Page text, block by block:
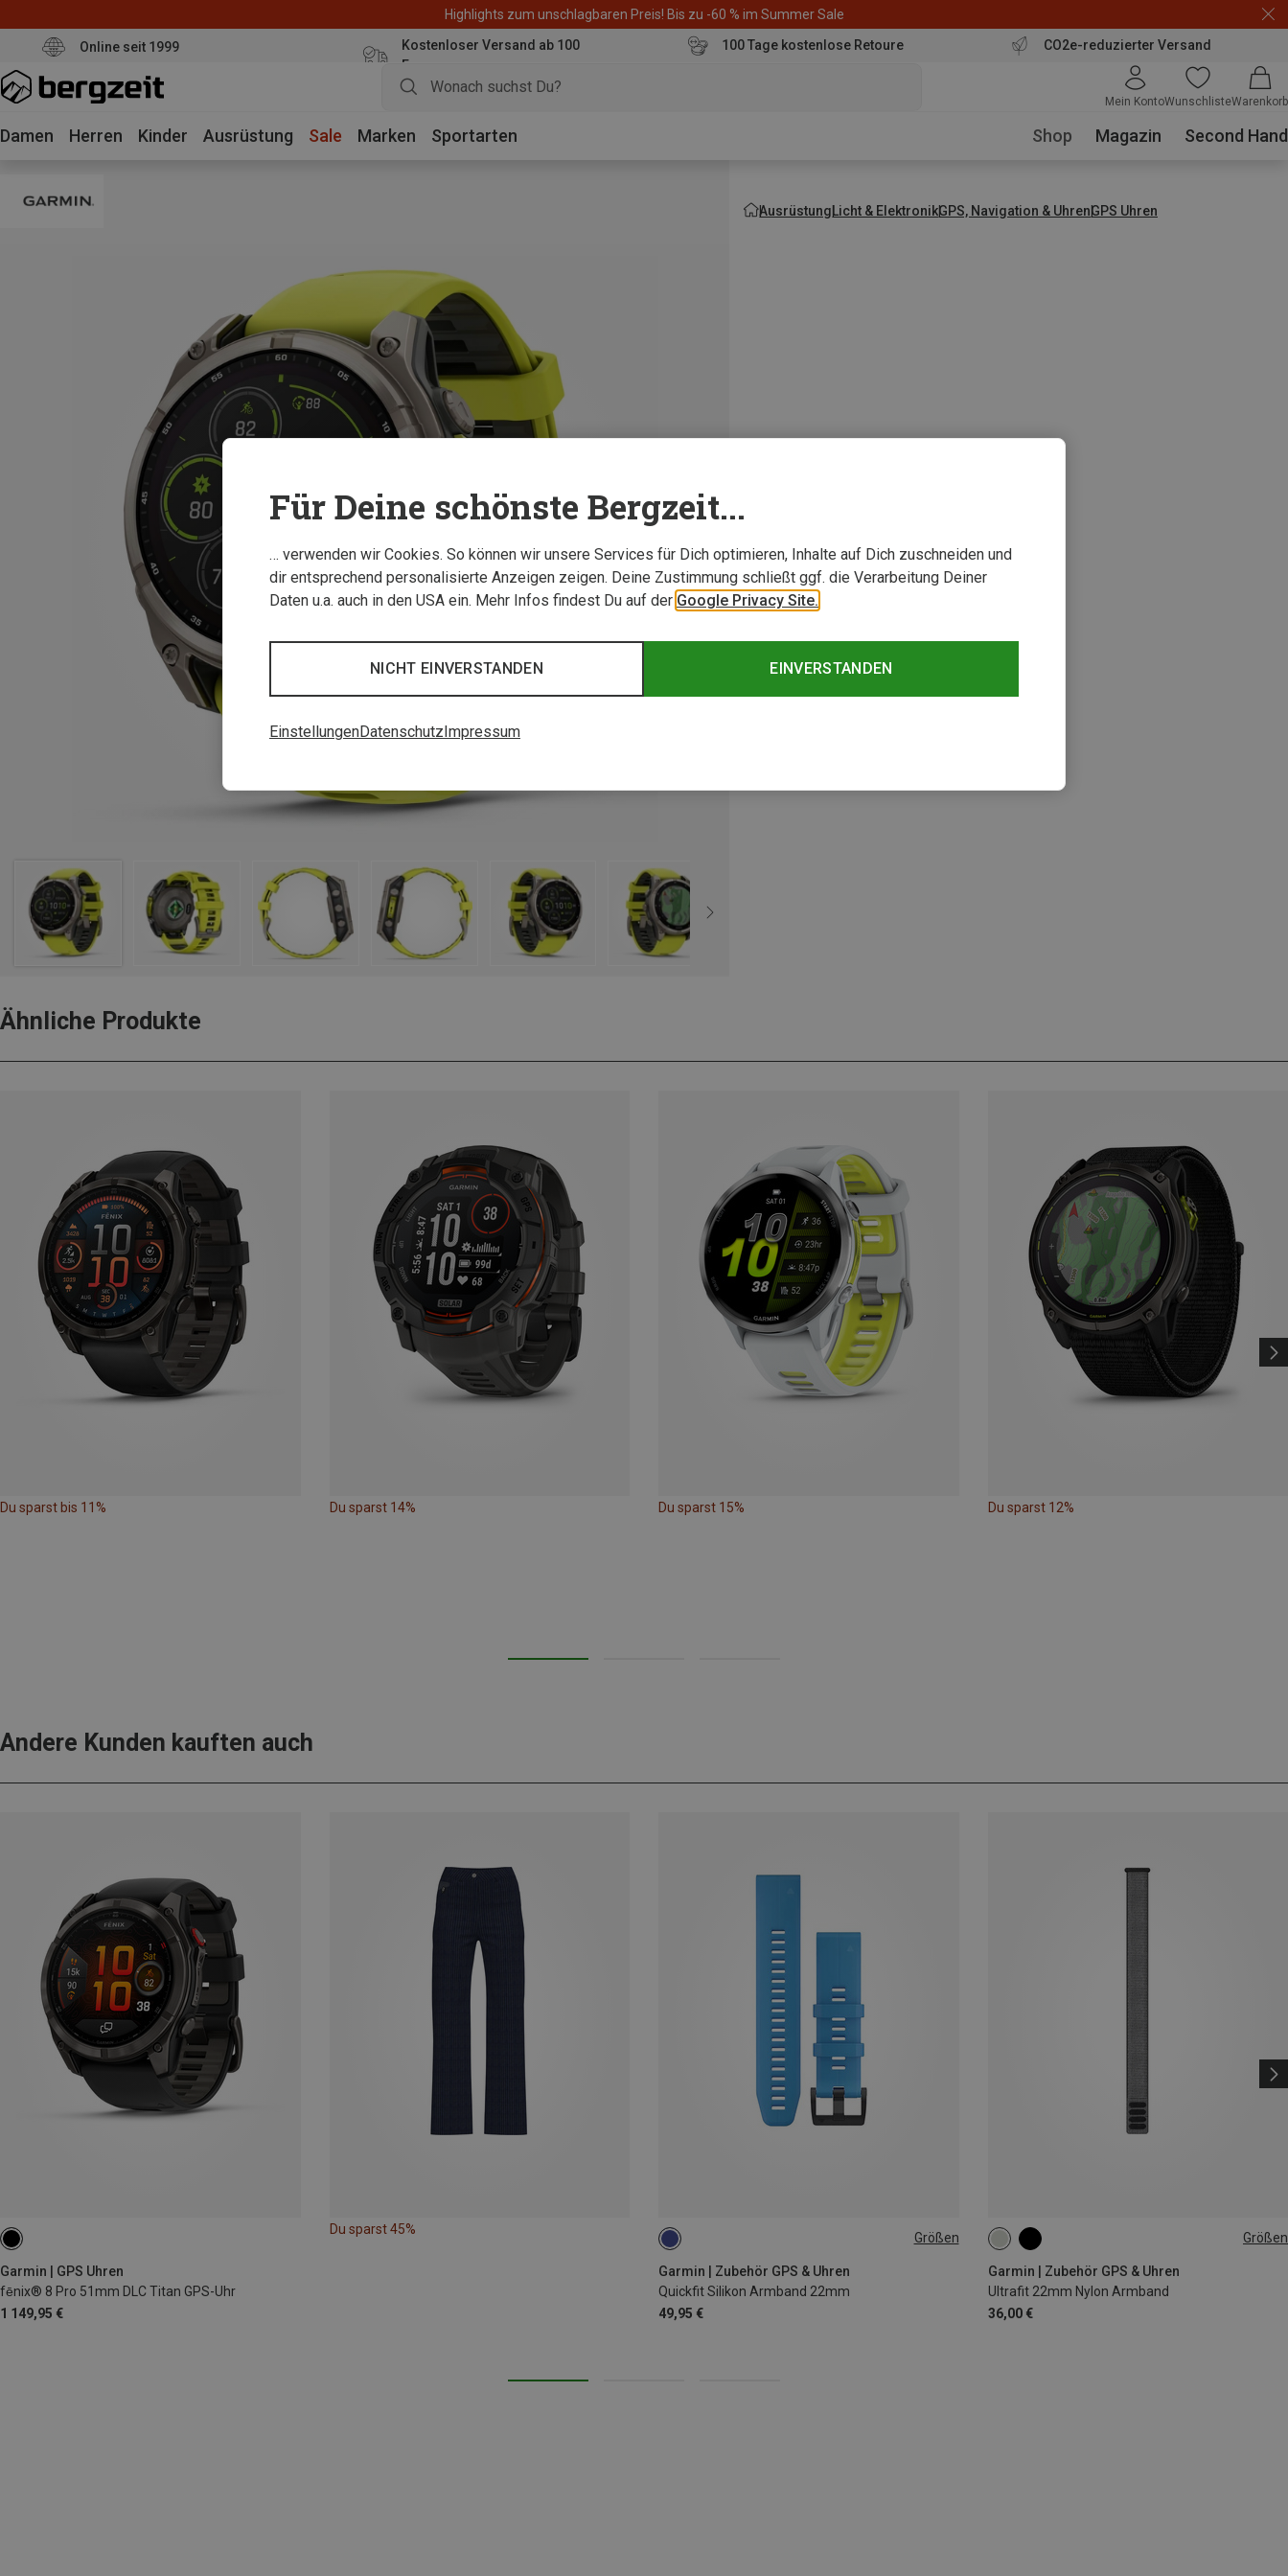
Highlights zum unschlagbaren Preis! Bis zu -60 % im Summer Sale
Online seit 1999
Kostenloser Versand ab 100
Euro
100 Tage kostenlose Retoure CO2e-reduzierter Versand
Mein KontoWunschlisteWarenkorb
Damen Herren Kinder Ausrüstung Sale Marken Sportarten Shop Magazin Second Hand
AusrüstungLicht & ElektronikGPS, Navigation & UhrenGPS Uhren
Ähnliche Produkte
Du sparst bis 11% Du sparst 14% Du sparst 15% Du sparst 12%
Andere Kunden kauften auch
Garmin | GPS Uhren
fēnix® 8 Pro 51mm DLC Titan GPS-Uhr
1 149,95 €
Du sparst 45%
Größen
Garmin | Zubehör GPS & Uhren
Quickfit Silikon Armband 22mm
49,95 €
ONE SIZE Größen
Garmin | Zubehör GPS & Uhren
Ultrafit 22mm Nylon Armband
36,00 €
22MM
Für Deine schönste Bergzeit...
… verwenden wir Cookies. So können wir unsere Services für Dich optimieren, Inhalte auf Dich zuschneiden und
dir entsprechend personalisierte Anzeigen zeigen. Deine Zustimmung schließt ggf. die Verarbeitung Deiner
Daten u.a. auch in den USA ein. Mehr Infos findest Du auf der Google Privacy Site.
EINVERSTANDEN
NICHT EINVERSTANDEN
EinstellungenDatenschutz Impressum